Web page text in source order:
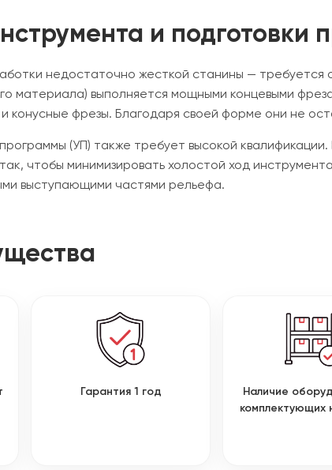
и подготовки
недостаточно жесткой станины —
материала) выполняется мощными концевыми
конусные фрезы. Благодаря своей форме они не
(УП) также требует высокой
чтобы минимизировать холостой ход
выступающими частями рельефа.
Гарантия 1 год
Наличие
комплектующих